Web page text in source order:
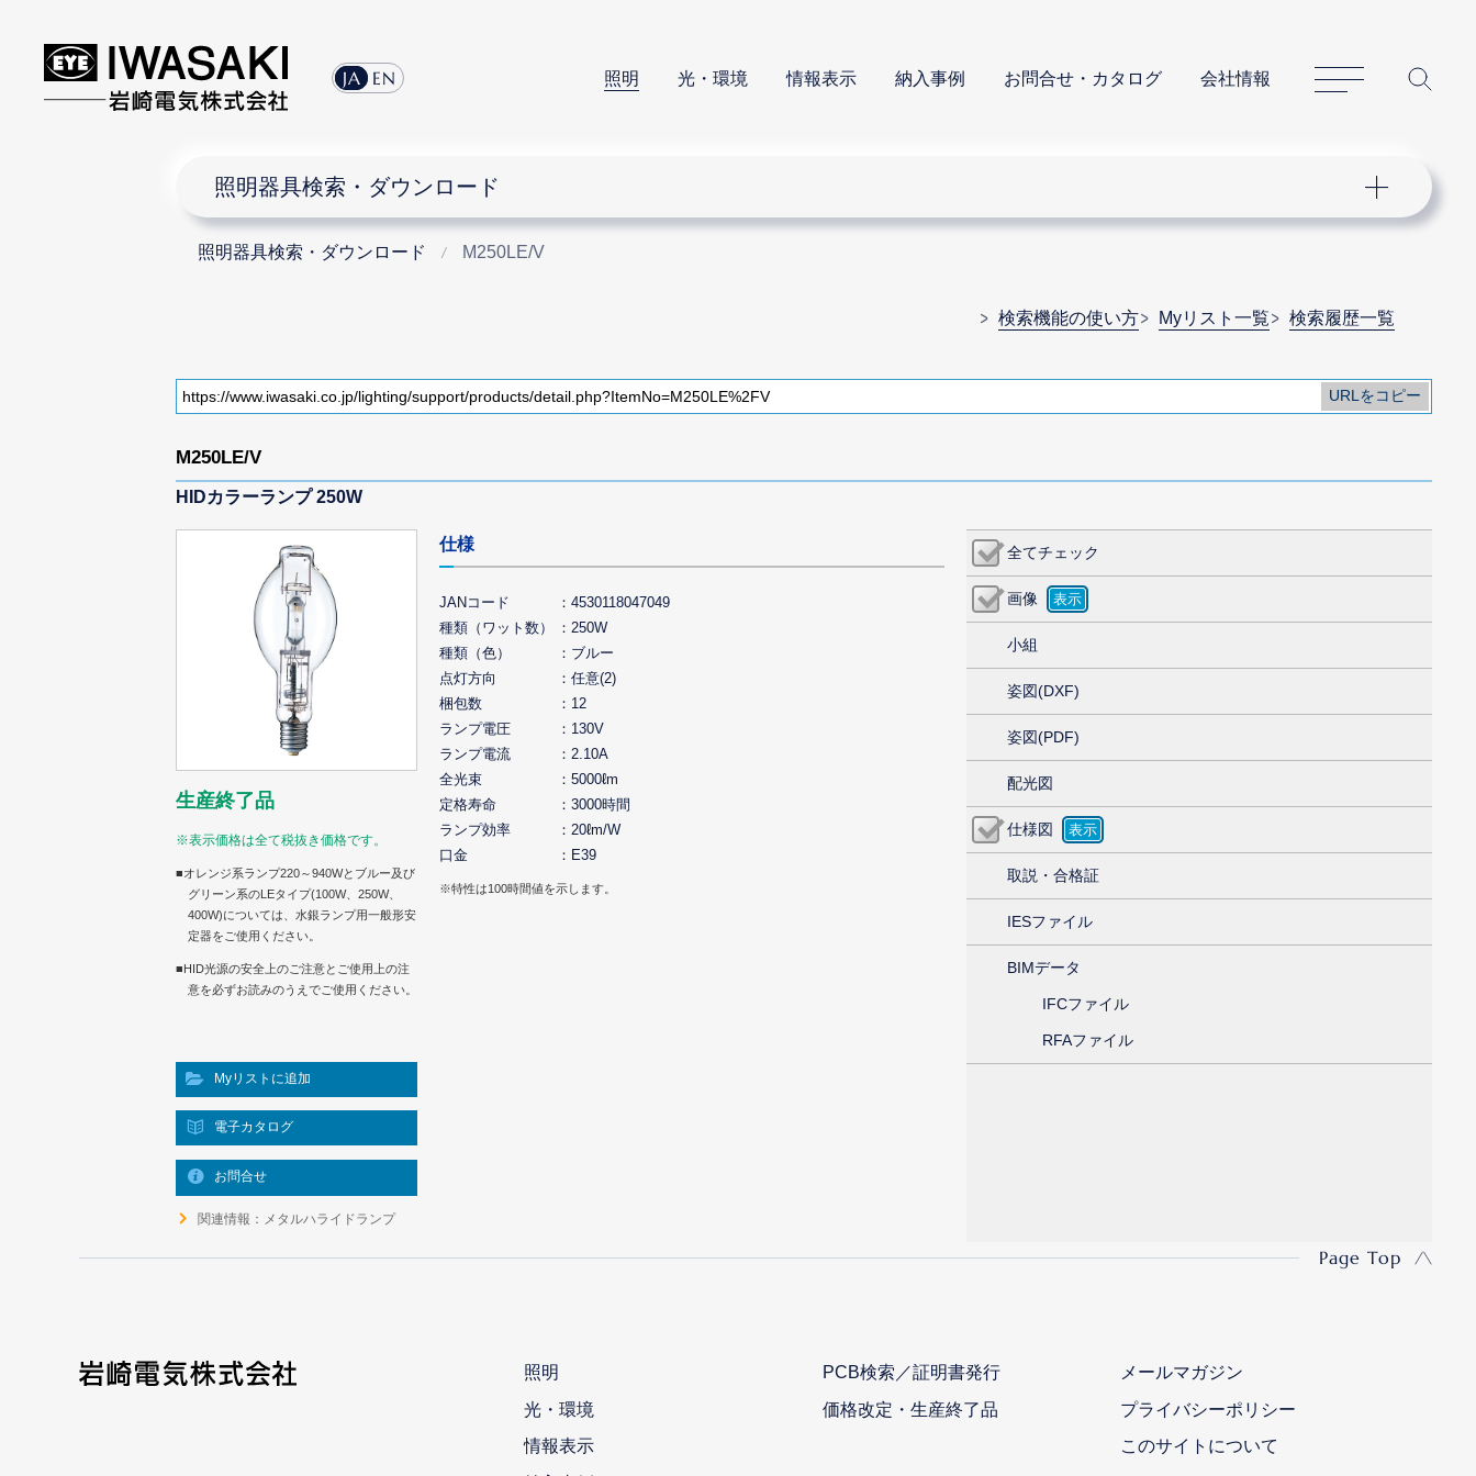
JA EN 照明 光・環境 情報表示 納入事例 お問合せ・カタログ 会社情報
サイトマップ
照明器具検索・ダウンロード
照明器具検索・ダウンロード M250LE/V
検索機能の使い方 Myリスト一覧 検索履歴一覧
M250LE/V
HIDカラーランプ 250W
生産終了品
※表示価格は全て税抜き価格です。
■オレンジ系ランプ220～940Wとブルー及び
グリーン系のLEタイプ(100W、250W、
400W)については、水銀ランプ用一般形安
定器をご使用ください。
■HID光源の安全上のご注意とご使用上の注
意を必ずお読みのうえでご使用ください。
Myリストに追加
電子カタログ
お問合せ
関連情報：メタルハライドランプ
全てチェック
画像
小組
姿図(DXF)
姿図(PDF)
配光図
仕様図
取説・合格証
IESファイル
BIMデータ
IFCファイル
RFAファイル
仕様
JANコード
4530118047049
種類（ワット数）
250W
種類（色）
ブルー
点灯方向
任意(2)
梱包数
12
ランプ電圧
130V
ランプ電流
2.10A
全光束
5000ℓm
定格寿命
3000時間
ランプ効率
20ℓm/W
口金
E39
※特性は100時間値を示します。
Page Top
照明
光・環境
情報表示
PCB検索／証明書発行
価格改定・生産終了品
メールマガジン
プライバシーポリシー
このサイトについて